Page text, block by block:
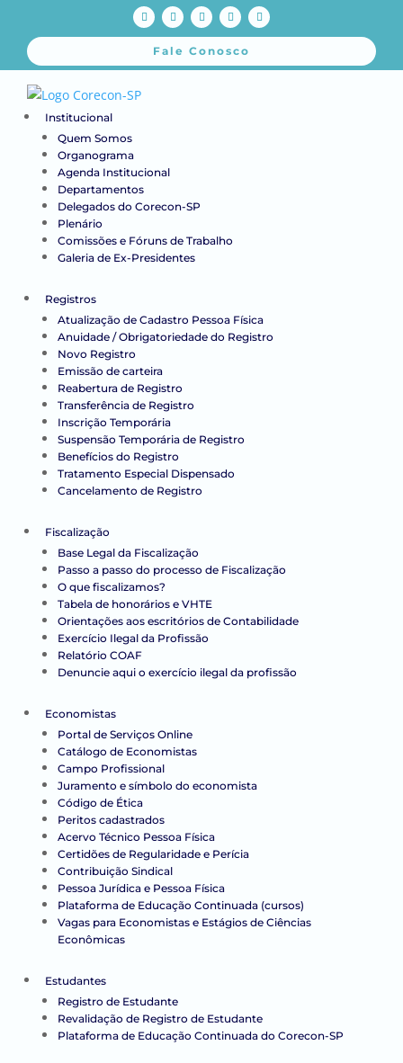
Fale Conosco
Institucional
Quem Somos
Organograma
Agenda Institucional
Departamentos
Delegados do Corecon-SP
Plenário
Comissões e Fóruns de Trabalho
Galeria de Ex-Presidentes
Registros
Atualização de Cadastro Pessoa Física
Anuidade / Obrigatoriedade do Registro
Novo Registro
Emissão de carteira
Reabertura de Registro
Transferência de Registro
Inscrição Temporária
Suspensão Temporária de Registro
Benefícios do Registro
Tratamento Especial Dispensado
Cancelamento de Registro
Fiscalização
Base Legal da Fiscalização
Passo a passo do processo de Fiscalização
O que fiscalizamos?
Tabela de honorários e VHTE
Orientações aos escritórios de Contabilidade
Exercício Ilegal da Profissão
Relatório COAF
Denuncie aqui o exercício ilegal da profissão
Economistas
Portal de Serviços Online
Catálogo de Economistas
Campo Profissional
Juramento e símbolo do economista
Código de Ética
Peritos cadastrados
Acervo Técnico Pessoa Física
Certidões de Regularidade e Perícia
Contribuição Sindical
Pessoa Jurídica e Pessoa Física
Plataforma de Educação Continuada (cursos)
Vagas para Economistas e Estágios de Ciências
Econômicas
Estudantes
Registro de Estudante
Revalidação de Registro de Estudante
Plataforma de Educação Continuada do Corecon-SP